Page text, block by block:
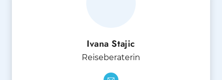
Ivana Stajic
Reiseberaterin